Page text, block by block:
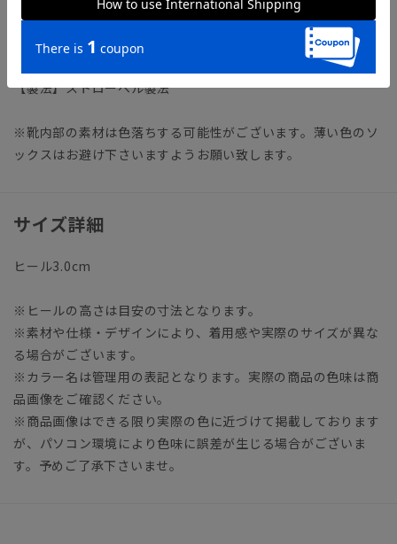
【仕様】ストレートチップ／外羽根3アイレット
【製法】ストローベル製法
※靴内部の素材は色落ちする可能性がございます。薄い色のソ
ックスはお避け下さいますようお願い致します。
サイズ詳細
ヒール3.0cm
※ヒールの高さは目安の寸法となります。
※素材や仕様・デザインにより、着用感や実際のサイズが異な
る場合がございます。
※カラー名は管理用の表記となります。実際の商品の色味は商
品画像をご確認ください。
※商品画像はできる限り実際の色に近づけて掲載しております
が、パソコン環境により色味に誤差が生じる場合がございま
す。予めご了承下さいませ。